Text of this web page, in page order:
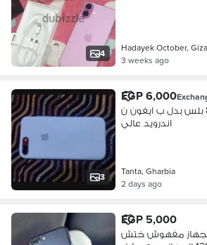
4
Hadayek October, Giza
3 weeks ago
3
EGP 6,000
آبل - آيفون 8 بلس بدل ب ايفون ن x او
اندرويد عالي
Tanta, Gharbia
2 days ago
EGP 5,000
بلس الجهاز مفهوش ختش